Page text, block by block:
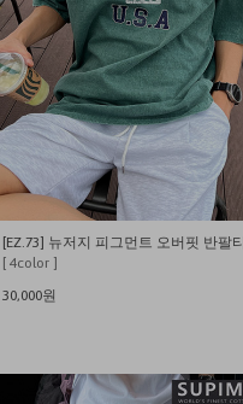
[EZ.73] 뉴저지 피그먼트 오버핏 반팔티
[ 4color ]
30,000원